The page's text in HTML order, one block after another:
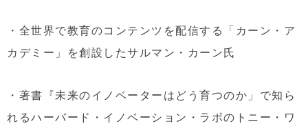
・全世界で教育のコンテンツを配信する「カーン・ア
カデミー」を創設したサルマン・カーン氏
・著書『未来のイノベーターはどう育つのか」で知ら
れるハーバード・イノベーション・ラボのトニー・ワ